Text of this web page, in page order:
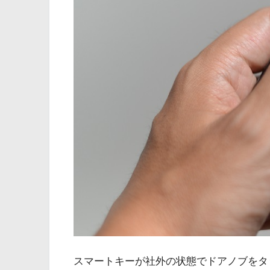
スマートキーが社外の状態でドアノブを